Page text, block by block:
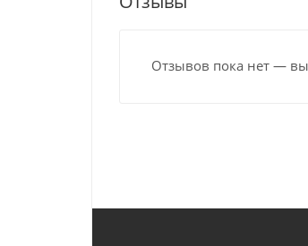
Отзывов пока нет —